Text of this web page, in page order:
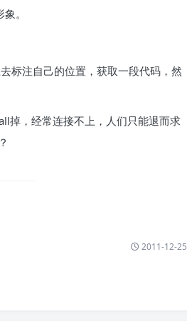
。
标注自己的位置，获取一段代码，然
掉，经常连接不上，人们只能退而求
2011-12-25